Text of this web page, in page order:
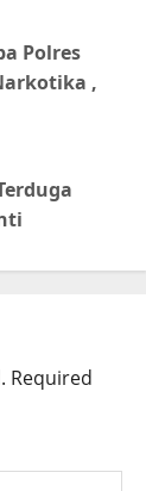
Polres
,
Required